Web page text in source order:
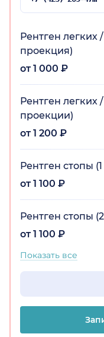
Рентген легких
проекция)
от 1 000 ₽
Рентген легких
проекции)
от 1 200 ₽
Рентген стопы
от 1 100 ₽
Рентген стопы
от 1 100 ₽
Показать все